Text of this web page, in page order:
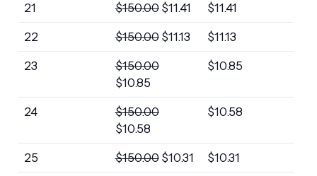
21 $150.00 $11.41 $11.41
22 $150.00 $11.13 $11.13
23 $150.00
$10.85
$10.85
24 $150.00
$10.58
$10.58
25 $150.00 $10.31 $10.31